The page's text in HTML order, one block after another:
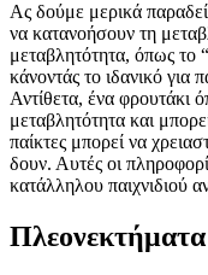
Ας δούμε μερικά
να κατανοήσουν τη
μεταβλητότητα, όπως το
κάνοντάς το ιδανικό για
Αντίθετα, ένα φρουτάκι
μεταβλητότητα και
παίκτες μπορεί να
δουν. Αυτές οι
κατάλληλου παιχνιδιού
Πλεονεκτήματα